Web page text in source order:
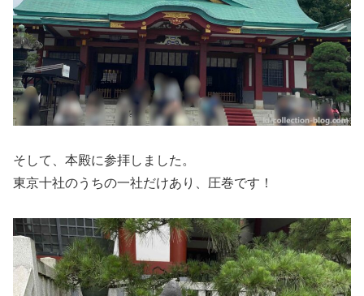
そして、本殿に参拝しました。
東京十社のうちの一社だけあり、圧巻です！